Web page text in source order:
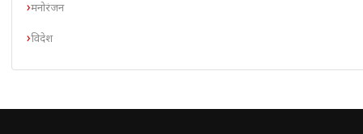
मनोरंजन
विदेश